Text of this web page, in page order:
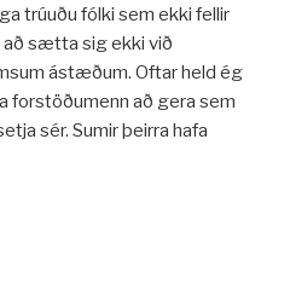
trúuðu fólki sem ekki fellir
að sætta sig ekki við
ástæðum. Oftar held ég
forstöðumenn að gera sem
sér. Sumir þeirra hafa